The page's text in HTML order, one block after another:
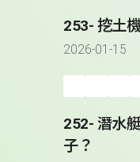
253- 挖土
2026-01-15
252- 潛水
子？